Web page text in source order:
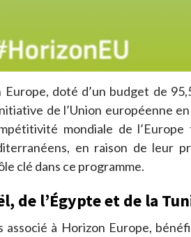
doté d’un budget de
de l’Union européenne
mondiale de
en raison de leur
clé dans ce programme.
de l’Égypte et de la
associé à Horizon Europe,